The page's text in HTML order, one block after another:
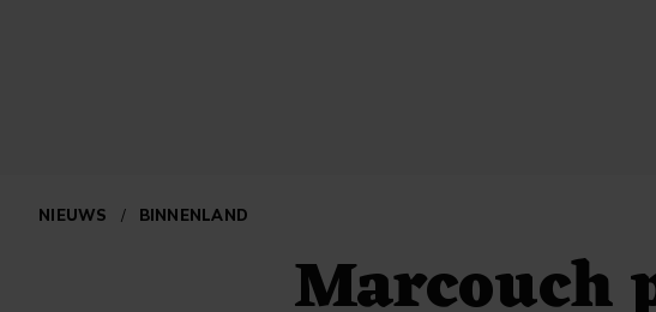
NIEUWS / BINNENLAND